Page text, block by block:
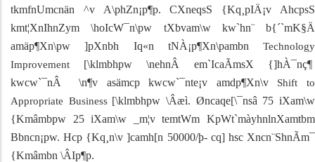
tkmfnUmcnän ^­v A\phZn¡p¶p. CXneqsS {Kq¸pIÄ¡v AhcpsS
kmt¦XnIhnZym \hoIcW¯n\pw tXbvam\w kw`hn¨ b{´`mK§Ä
amäp¶Xn\pw ]pXnbh Iq«n tNÀ¡p¶Xn\pambn Technology
Improvement
[\klmbhpw \nehnÂ em`IcaÃmsX {]hÀ¯nç¶
kwcw`¯nÂ \n¶v asämcp kwcw`¯nte¡v amdp¶Xn\v Shift to
Appropriate Business [\klmbhpw \Âæì. Øncaqe[\¯nsâ 75 iXam\w
{Kmâmbpw 25 iXam\w _m¦v temtWm KpWt`màyhnlnXamtbm
Bbncn¡pw.Hcp {Kq¸n\v ]camh[n 50000/þ- cq] hsc Xncn¨ShnÃm¯
{Kmâmbn \ÂIp¶p.